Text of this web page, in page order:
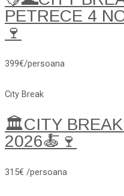
PETRECE 4
🍷
399€/persoana
City Break
🏛️CITY
2026🍝🍷
315€ /persoana